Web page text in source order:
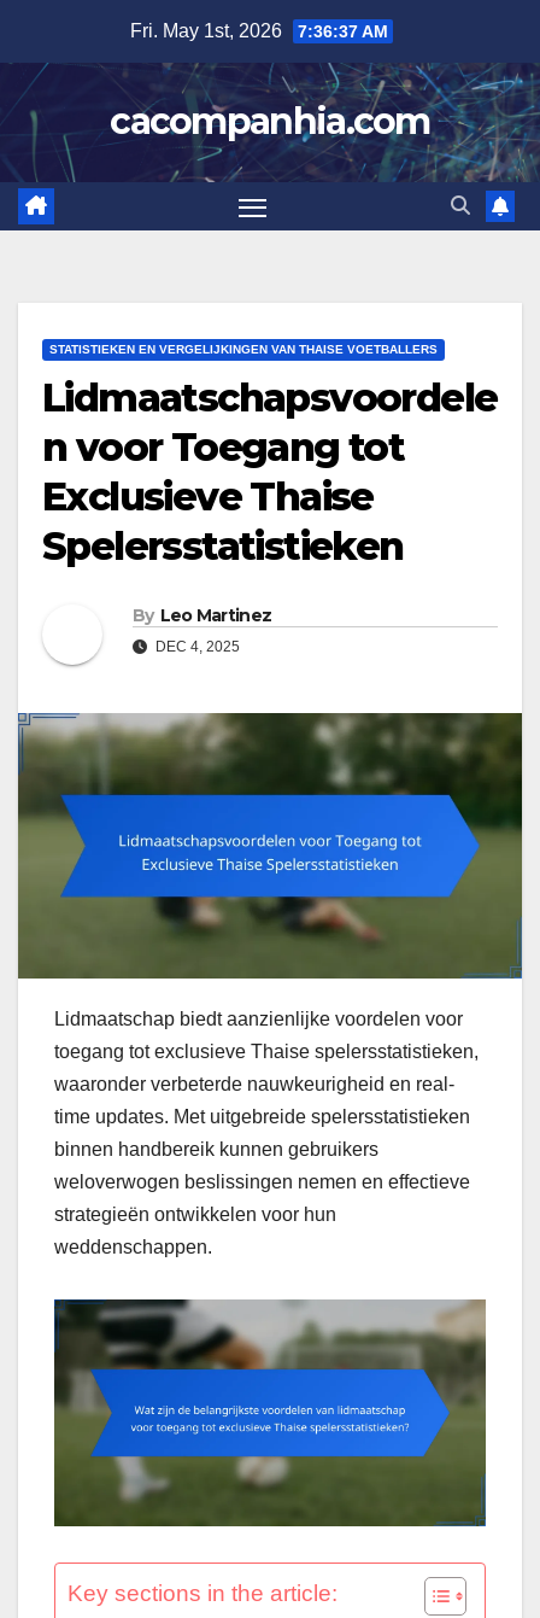
content
Fri. May 1st, 2026 7:36:38 AM
cacompanhia.com
STATISTIEKEN EN VERGELIJKINGEN VAN THAISE VOETBALLERS
Lidmaatschapsvoordele
n voor Toegang tot
Exclusieve Thaise
Spelersstatistieken
By Leo Martinez
DEC 4, 2025
Lidmaatschap biedt aanzienlijke voordelen voor
toegang tot exclusieve Thaise spelersstatistieken,
waaronder verbeterde nauwkeurigheid en real-
time updates. Met uitgebreide spelersstatistieken
binnen handbereik kunnen gebruikers
weloverwogen beslissingen nemen en effectieve
strategieën ontwikkelen voor hun
weddenschappen.
Key sections in the article: